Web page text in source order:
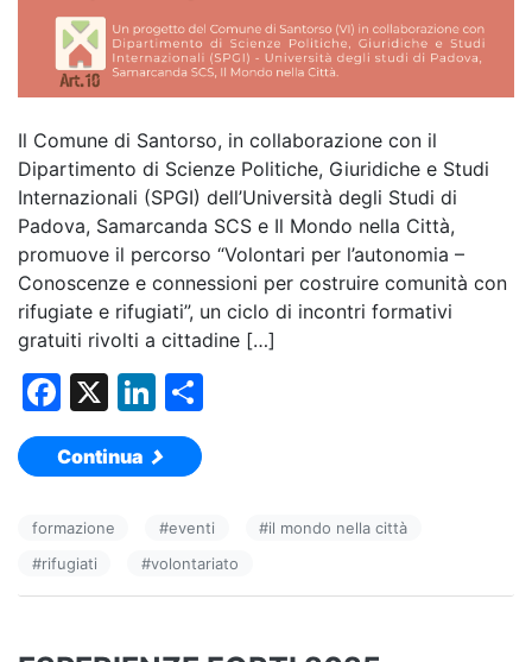
Il Comune di Santorso, in collaborazione con il
Dipartimento di Scienze Politiche, Giuridiche e Studi
Internazionali (SPGI) dell’Università degli Studi di
Padova, Samarcanda SCS e Il Mondo nella Città,
promuove il percorso “Volontari per l’autonomia –
Conoscenze e connessioni per costruire comunità con
rifugiate e rifugiati”, un ciclo di incontri formativi
gratuiti rivolti a cittadine […]
F
a
c
b
o
X
Li
n
k
dI
n
vi
di
Continua
formazione #eventi #il mondo nella città
#rifugiati #volontariato